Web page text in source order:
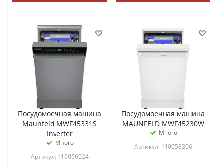
Посудомоечная машина
Maunfeld MWF45331S
Inverter
Много
Артикул: 110056024
Посудомоечная машина
MAUNFELD MWF45230W
Много
Артикул: 110058306